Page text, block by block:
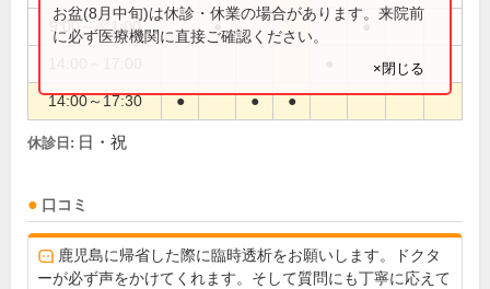
9:00～翌1:00 ● ●
14:00～17:30 ● ● ●
お盆(8月中旬)は休診・休業の場合があります。来院前
に必ず医療機関に直接ご確認ください。
×閉じる
休診日: 日・祝
口コミ
鹿児島に帰省した際に臨時透析をお願いします。ドクタ
ーが必ず声をかけてくれます。そして質問にも丁寧に応えて